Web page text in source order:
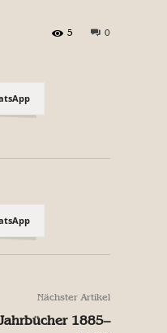
0
5
Nächster Artikel
1885–